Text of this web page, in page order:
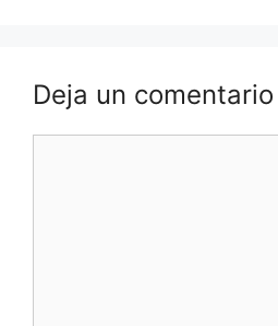
Deja un comentario